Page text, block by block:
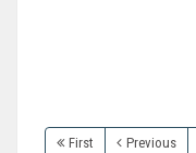
First Previous